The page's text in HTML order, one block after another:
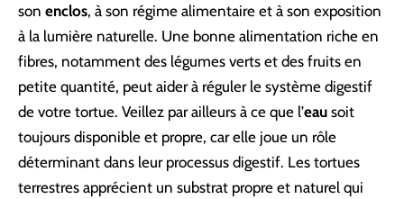
son enclos, à son régime alimentaire et à son exposition
à la lumière naturelle. Une bonne alimentation riche en
fibres, notamment des légumes verts et des fruits en
petite quantité, peut aider à réguler le système digestif
de votre tortue. Veillez par ailleurs à ce que l’eau soit
toujours disponible et propre, car elle joue un rôle
déterminant dans leur processus digestif. Les tortues
terrestres apprécient un substrat propre et naturel qui